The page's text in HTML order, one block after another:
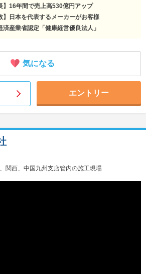
】16年間で売上高530億円アップ
】日本を代表するメーカーがお客様
済産業省認定「健康経営優良法人」
気になる
エントリー
関西、中国九州支店管内の施工現場